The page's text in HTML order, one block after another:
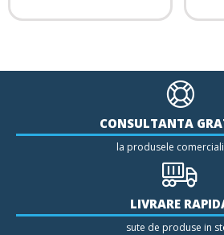
CONSULTANTA
la produsele
LIVRARE
sute de produse in